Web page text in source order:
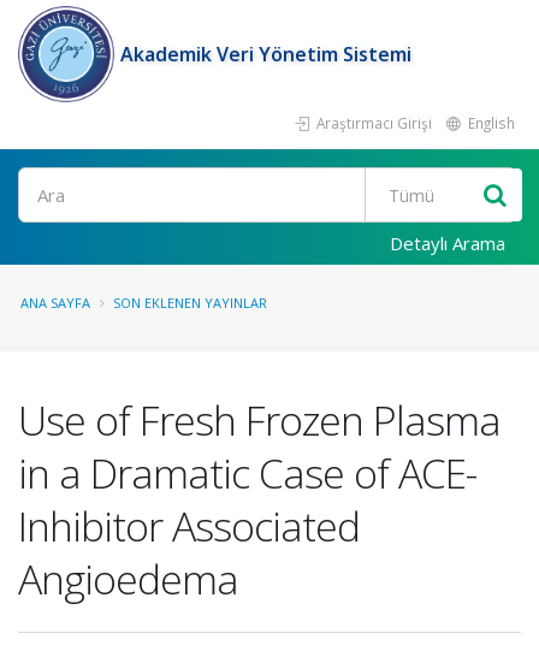
Akademik Veri Yönetim Sistemi
Araştırmacı Girişi English
Ara
Detaylı Arama
ANA SAYFA SON EKLENEN YAYINLAR
Use of Fresh Frozen Plasma
in a Dramatic Case of ACE-
Inhibitor Associated
Angioedema